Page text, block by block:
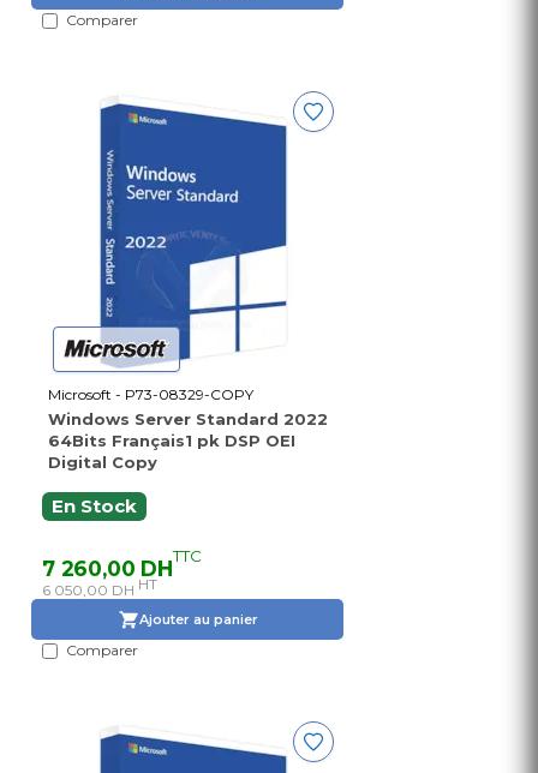
Comparer
Microsoft - P73-08329-COPY
Windows Server Standard 2022
64Bits Français1 pk DSP OEI
Digital Copy
En Stock
7 260,00 DHTTC
6 050,00 DH HT
Ajouter au panier
Comparer